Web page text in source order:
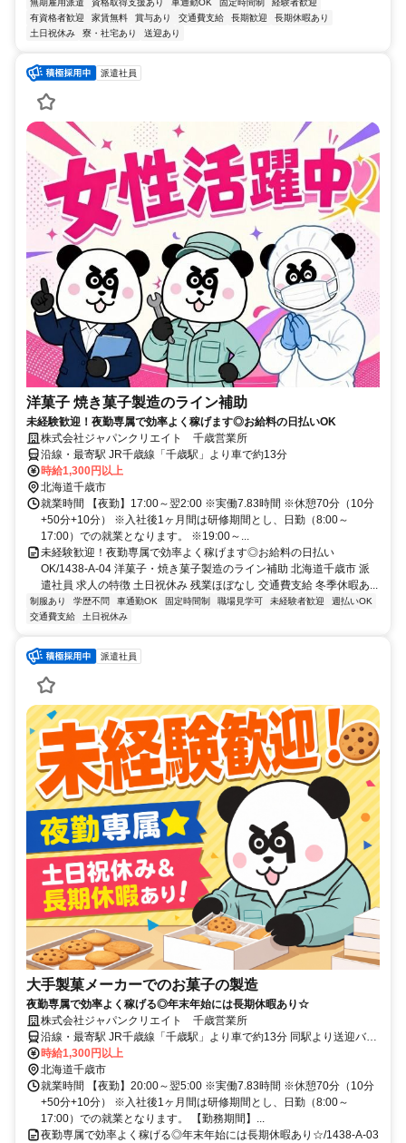
無期雇用派遣 資格取得支援あり 車通勤OK 固定時間制
経験者歓迎
有資格者歓迎
家賃無料 賞与あり 交通費支給 長期歓迎
長期休暇あり
土日祝休み
寮・社宅あり 送迎あり
派遣社員
洋菓子 焼き菓子製造のライン補助
未経験歓迎！夜勤専属で効率よく稼げます◎お給料の日払いOK
株式会社ジャパンクリエイト 千歳営業所
沿線・最寄駅 JR千歳線「千歳駅」より車で約13分
時給1,300円以上
北海道千歳市
就業時間 【夜勤】17:00～翌2:00 ※実働7.83時間 ※休憩70分（10分
+50分+10分） ※入社後1ヶ月間は研修期間とし、日勤（8:00～
17:00）での就業となります。 ※19:00～...
未経験歓迎！夜勤専属で効率よく稼げます◎お給料の日払い
OK/1438-A-04 洋菓子・焼き菓子製造のライン補助 北海道千歳市 派
遣社員 求人の特徴 土日祝休み 残業ほぼなし 交通費支給 冬季休暇あ...
制服あり 学歴不問 車通勤OK 固定時間制 職場見学可 未経験者歓迎
週払いOK
交通費支給
土日祝休み
派遣社員
大手製菓メーカーでのお菓子の製造
夜勤専属で効率よく稼げる◎年末年始には長期休暇あり☆
株式会社ジャパンクリエイト 千歳営業所
沿線・最寄駅 JR千歳線「千歳駅」より車で約13分 同駅より送迎バス
あり ※勤務終了後、バスが来るまで1時間ほどの待機時間がございま
す。（休憩室利用可能）
時給1,300円以上
北海道千歳市
就業時間 【夜勤】20:00～翌5:00 ※実働7.83時間 ※休憩70分（10分
+50分+10分） ※入社後1ヶ月間は研修期間とし、日勤（8:00～
17:00）での就業となります。 【勤務期間】...
夜勤専属で効率よく稼げる◎年末年始には長期休暇あり☆/1438-A-03